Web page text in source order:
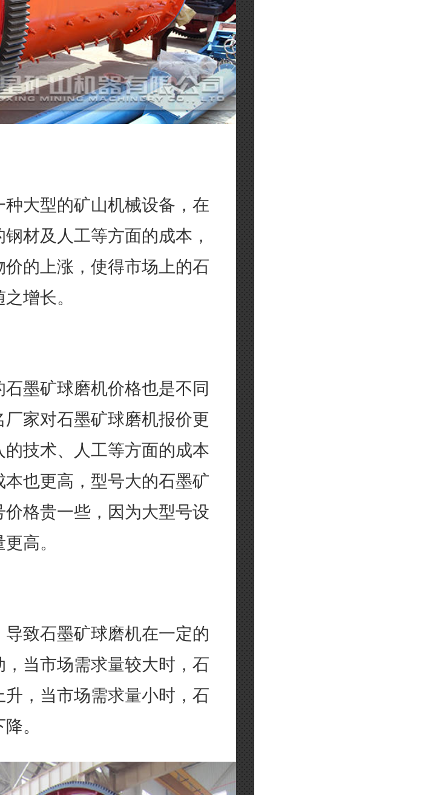
大型的矿山机械设备，在
材及人工等方面的成本，
的上涨，使得市场上的石
增长。
墨矿球磨机价格也是不同
家对石墨矿球磨机报价更
技术、人工等方面的成本
也更高，型号大的石墨矿
格贵一些，因为大型号设
高。
致石墨矿球磨机在一定的
当市场需求量较大时，石
，当市场需求量小时，石
。